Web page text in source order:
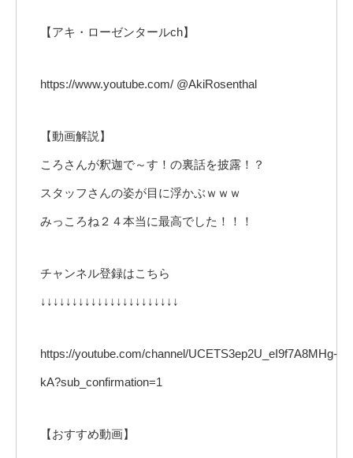
【アキ・ローゼンタールch】
https://www.youtube.com/ @AkiRosenthal
【動画解説】
ころさんが釈迦で～す！の裏話を披露！？
スタッフさんの姿が目に浮かぶｗｗｗ
みっころね２４本当に最高でした！！！
チャンネル登録はこちら
↓↓↓↓↓↓↓↓↓↓↓↓↓↓↓↓↓↓↓↓↓↓
https://youtube.com/channel/UCETS3ep2U_eI9f7A8MHg-
kA?sub_confirmation=1
【おすすめ動画】